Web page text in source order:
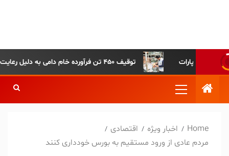
توقیف ۴۵۰ تن فرآورده خام دامی به دلیل رعایت نکردن ضوابط بهداشتی
Home اخبار ویژه
اقتصادی
مردم عادی از ورود مستقیم به بورس خودداری کنند